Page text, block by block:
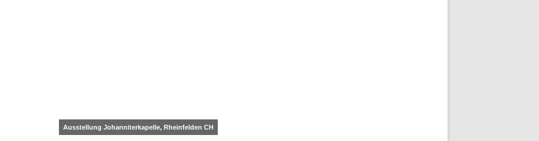
Ausstellung Johanniterkapelle, Rheinfelden CH